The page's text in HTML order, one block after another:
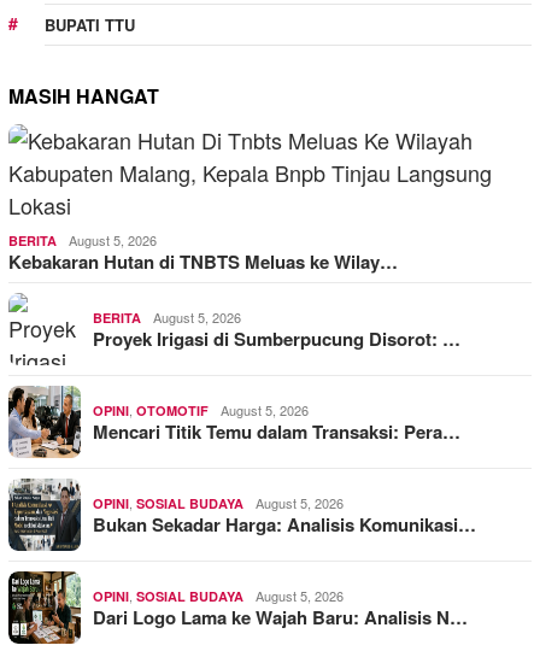
BUPATI TTU
MASIH HANGAT
BERITA August 5, 2026
Kebakaran Hutan di TNBTS Meluas ke Wilay…
BERITA August 5, 2026
Proyek Irigasi di Sumberpucung Disorot: …
OPINI OTOMOTIF August 5, 2026
Mencari Titik Temu dalam Transaksi: Pera…
OPINI SOSIAL BUDAYA August 5, 2026
Bukan Sekadar Harga: Analisis Komunikasi…
OPINI SOSIAL BUDAYA August 5, 2026
Dari Logo Lama ke Wajah Baru: Analisis N…